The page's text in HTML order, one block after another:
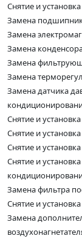
Снятие и
Замена
Замена
Замена
Замена
Замена
Замена датчика
Снятие и
Снятие и
Снятие и
Снятие и
Замена фильтра
Снятие и
Замена